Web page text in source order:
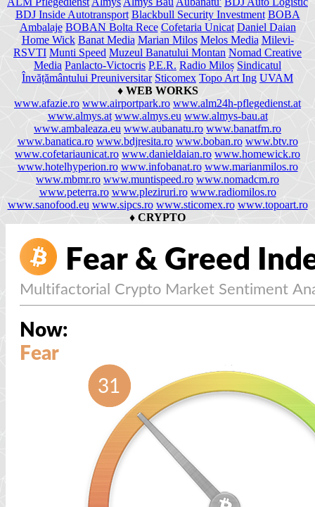
BDJ Inside Autotransport Blackbull Security Investment BOBA
Ambalaje BOBAN Bolta Rece Cofetaria Unicat Daniel Daian
Home Wick Banat Media Marian Milos Melos Media Milevi-
RSVTI Munti Speed Muzeul Banatului Montan Nomad Creative
Media Panlacto-Victocris P.E.R. Radio Miloș Sindicatul
Învățământului Preuniversitar Sticomex Topo Art Ing UVAM
♦ WEB WORKS
www.afazie.ro www.airportpark.ro www.alm24h-pflegedienst.at
www.almys.at www.almys.eu www.almys-bau.at
www.ambaleaza.eu www.aubanatu.ro www.banatfm.ro
www.banatica.ro www.bdjresita.ro www.boban.ro www.btv.ro
www.cofetariaunicat.ro www.danieldaian.ro www.homewick.ro
www.hotelhyperion.ro www.infobanat.ro www.marianmilos.ro
www.mbmr.ro www.muntispeed.ro www.nomadcm.ro
www.peterra.ro www.pleziruri.ro www.radiomilos.ro
www.sanofood.eu www.sipcs.ro www.sticomex.ro www.topoart.ro
♦ CRYPTO